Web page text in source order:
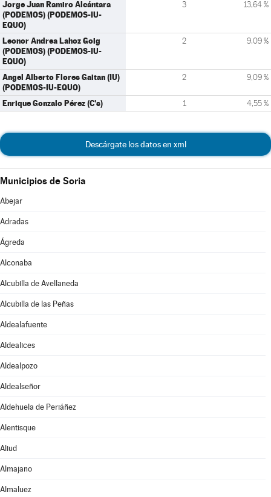
Jorge Juan Ramiro Alcántara
(PODEMOS) (PODEMOS-IU-
EQUO)
3 13,64 %
Leonor Andrea Lahoz Goig
(PODEMOS) (PODEMOS-IU-
EQUO)
2 9,09 %
Angel Alberto Flores Gaitan (IU)
(PODEMOS-IU-EQUO)
2 9,09 %
Enrique Gonzalo Pérez (C's) 1 4,55 %
Descárgate los datos en xml
Municipios de Soria
Abejar
Adradas
Ágreda
Alconaba
Alcubilla de Avellaneda
Alcubilla de las Peñas
Aldealafuente
Aldealices
Aldealpozo
Aldealseñor
Aldehuela de Periáñez
Alentisque
Aliud
Almajano
Almaluez